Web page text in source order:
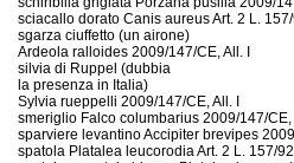
sciacallo dorato Canis aureus Art. 2 L.
sgarza ciuffetto (un airone)
Ardeola ralloides 2009/147/CE, All. I
silvia di Ruppel (dubbia
la presenza in Italia)
Sylvia rueppelli 2009/147/CE, All. I
smeriglio Falco columbarius 2009/147/CE,
sparviere levantino Accipiter brevipes
spatola Platalea leucorodia Art. 2 L. 157/92